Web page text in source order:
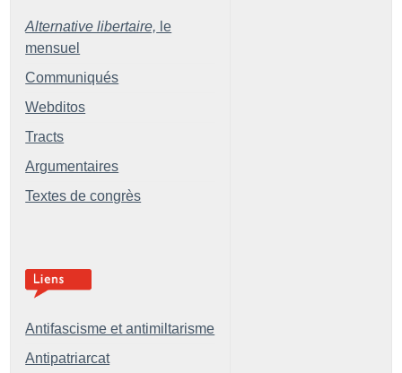
Alternative libertaire, le
mensuel
Communiqués
Webditos
Tracts
Argumentaires
Textes de congrès
Antifascisme et antimiltarisme
Antipatriarcat